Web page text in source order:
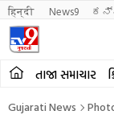
हिन्दी News9
તાજા સમાચાર
Gujarati News